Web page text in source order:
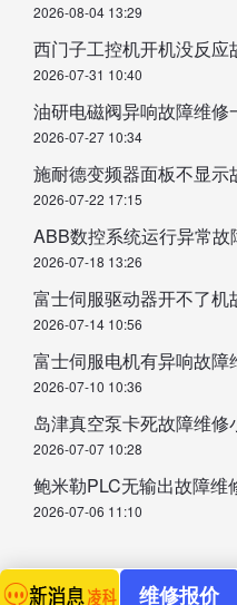
2026-08-04 13:29
西门子工控机开机没反应
2026-07-31 10:40
油研电磁阀异响故障维修
2026-07-27 10:34
施耐德变频器面板不显示
2026-07-22 17:15
ABB数控系统运行异常故
2026-07-18 13:26
富士伺服驱动器开不了机
2026-07-14 10:56
富士伺服电机有异响故障
2026-07-10 10:36
岛津真空泵卡死故障维修
2026-07-07 10:28
鲍米勒PLC无输出故障维
2026-07-06 11:10
维修报价